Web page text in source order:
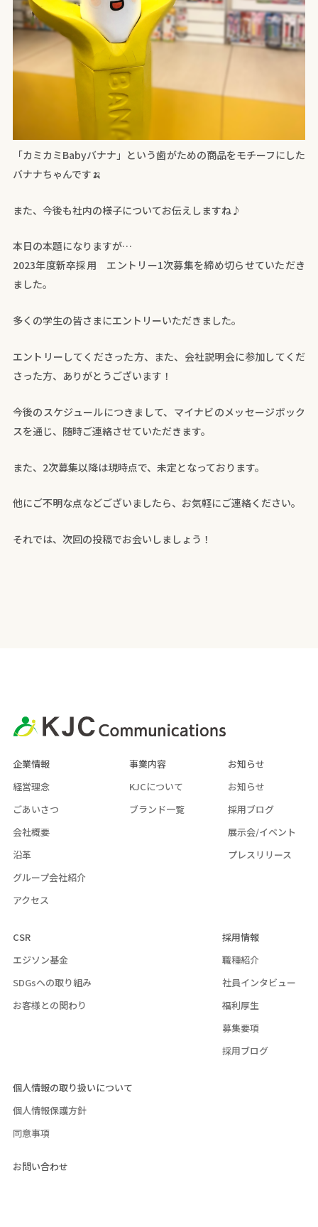
「カミカミBabyバナナ」という歯がための商品をモチーフにした
バナナちゃんです🍌
また、今後も社内の様子についてお伝えしますね♪
本日の本題になりますが…
2023年度新卒採用 エントリー1次募集を締め切らせていただき
ました。
多くの学生の皆さまにエントリーいただきました。
エントリーしてくださった方、また、会社説明会に参加してくだ
さった方、ありがとうございます！
今後のスケジュールにつきまして、マイナビのメッセージボック
スを通じ、随時ご連絡させていただきます。
また、2次募集以降は現時点で、未定となっております。
他にご不明な点などございましたら、お気軽にご連絡ください。
それでは、次回の投稿でお会いしましょう！
企業情報
経営理念
ごあいさつ
会社概要
沿革
グループ会社紹介
アクセス
事業内容
KJCについて
ブランド一覧
お知らせ
お知らせ
採用ブログ
展示会/イベント
プレスリリース
CSR
エジソン基金
SDGsへの取り組み
お客様との関わり
採用情報
職種紹介
社員インタビュー
福利厚生
募集要項
採用ブログ
個人情報の取り扱いについて
個人情報保護方針
同意事項
お問い合わせ